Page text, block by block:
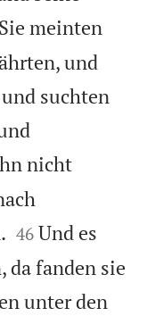
Sie meinten
und
suchten
nicht


46 Und es
da fanden sie
unter den